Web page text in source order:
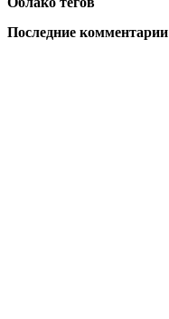
Последние комментарии